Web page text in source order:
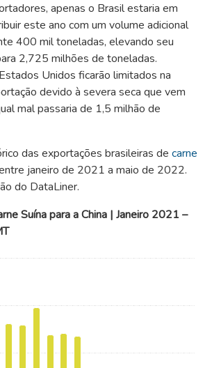
apenas o Brasil estaria em
este ano com um volume adicional
400 mil toneladas, elevando seu
2,725 milhões de toneladas.
Unidos ficarão limitados na
devido à severa seca que vem
mal passaria de 1,5 milhão de
das exportações brasileiras de carne
janeiro de 2021 a maio de 2022.
do DataLiner.
Suína para a China | Janeiro 2021 –
axis displaying WTMT. Data ranges from